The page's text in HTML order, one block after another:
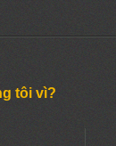
tôi vì?